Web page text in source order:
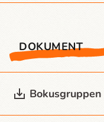
DOKUMENT